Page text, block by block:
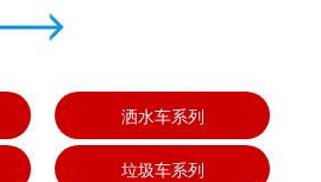
洒水车系列
垃圾车系列